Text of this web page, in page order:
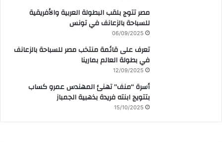
مصر تتوج بلقب البطولة العربية والأفريقية
للسباحة بالزعانف في تونس
06/09/2025
تعرف على قائمة منتخب مصر للسباحة بالزعانف
في بطولة العالم بمارينا
12/09/2025
أسرة “منف” تهنئ المهندس عمرو كساب
بتتويج ابنته فريدة بذهبية الجمباز
15/10/2025